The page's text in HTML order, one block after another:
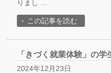
りまし …
この記事を読む
「きづく就業体験」の
2024年12月23日